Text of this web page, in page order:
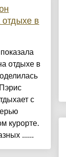
отдыхе в
отдыхе в
с
курорте.
......